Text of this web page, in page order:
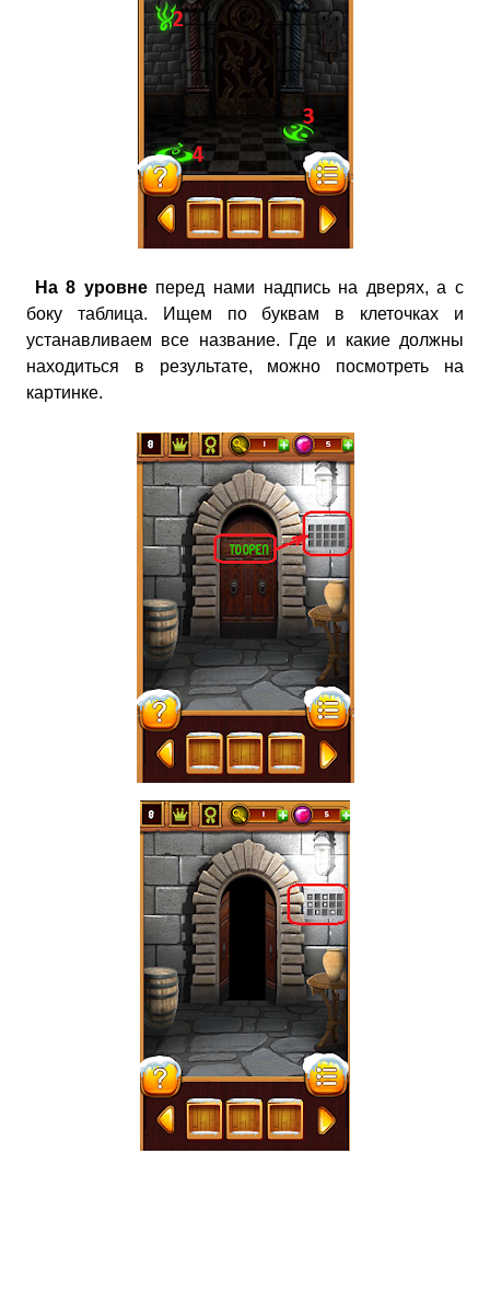
На 8 уровнеперед нами надпись на дверях, а с
боку таблица. Ищем по буквам в клеточках и
устанавливаем все название. Где и какие должны
находиться в результате, можно посмотреть на
картинке.